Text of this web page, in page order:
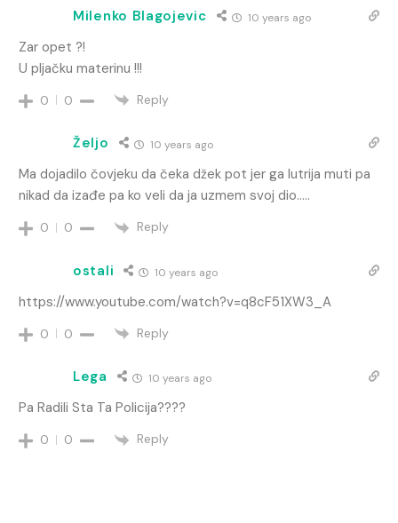
Milenko Blagojevic 10 years ago
Zar opet ?!
U pljačku materinu !!!
0 0 Reply
Željo 10 years ago
Ma dojadilo čovjeku da čeka džek pot jer ga lutrija muti pa
nikad da izađe pa ko veli da ja uzmem svoj dio…..
0 0 Reply
ostali 10 years ago
https://www.youtube.com/watch?v=q8cF51XW3_A
0 0 Reply
Lega 10 years ago
Pa Radili Sta Ta Policija????
0 0 Reply